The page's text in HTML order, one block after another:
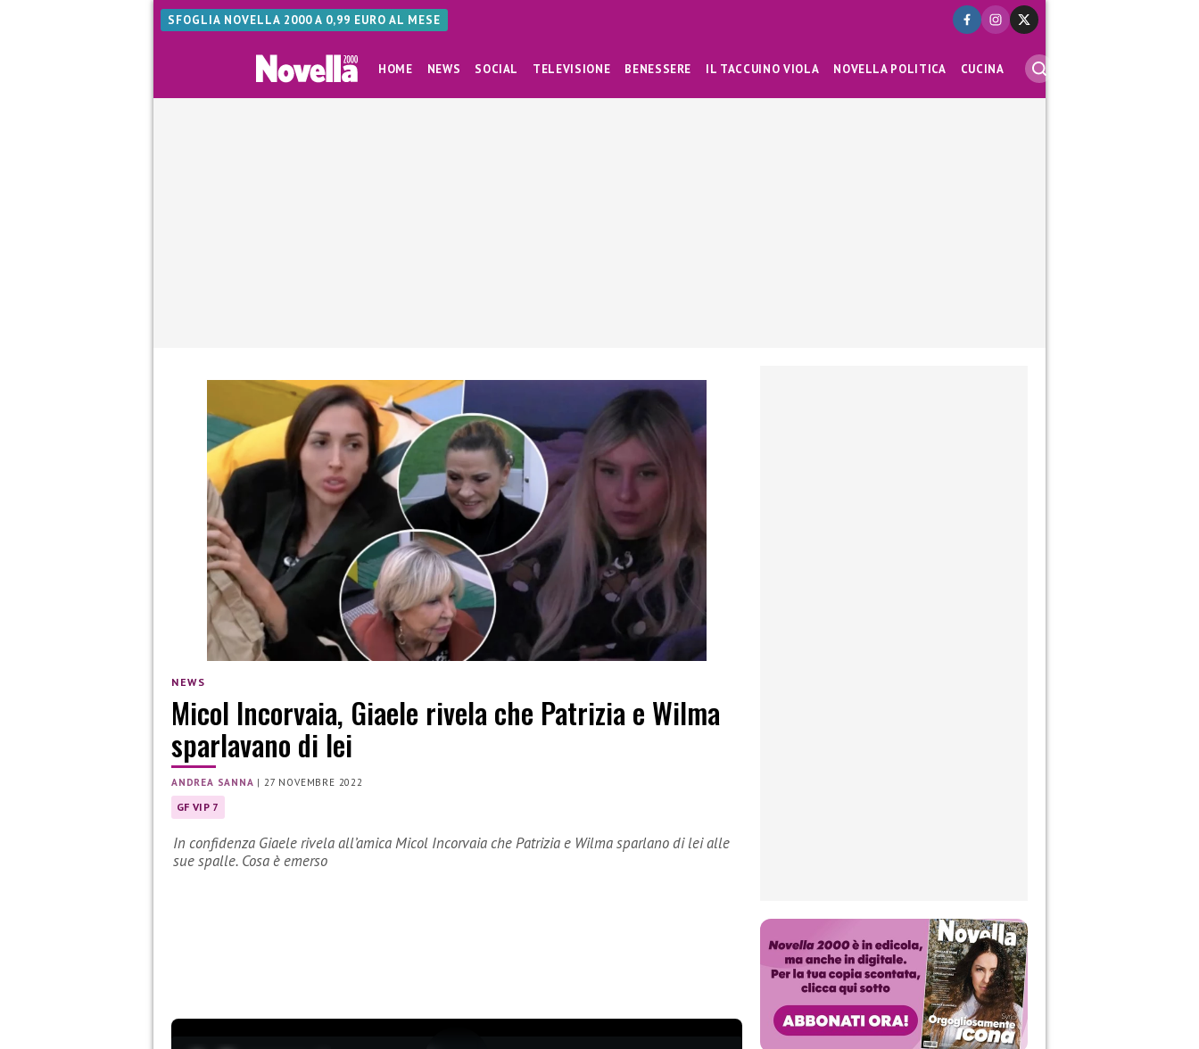
SFOGLIA NOVELLA 2000 A 0,99 EURO AL MESE
HOME NEWS SOCIAL TELEVISIONE BENESSERE IL TACCUINO VIOLA NOVELLA POLITICA CUCINA
NEWS
Micol Incorvaia, Giaele rivela che Patrizia e Wilma
sparlavano di lei
ANDREA SANNA |27 NOVEMBRE 2022
GF VIP 7
In confidenza Giaele rivela all’amica Micol Incorvaia che Patrizia e Wilma sparlano di lei alle
sue spalle. Cosa è emerso